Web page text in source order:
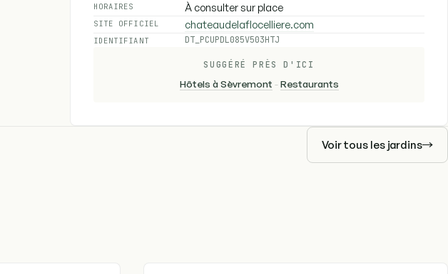
HORAIRES À consulter sur place
SITE OFFICIEL chateaudelaflocelliere.com
IDENTIFIANT DT_PCUPDL085V503HTJ
SUGGÉRÉ PRÈS D'ICI
Hôtels à Sèvremont -Restaurants
Voir tous les jardins